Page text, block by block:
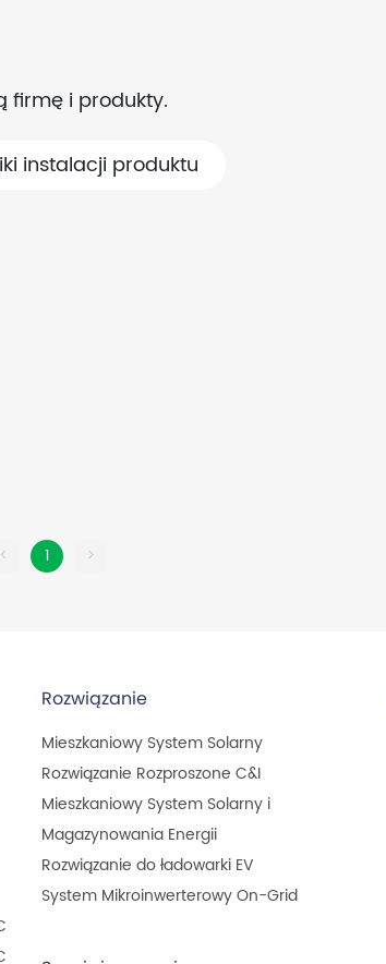
firmę i produkty.
instalacji produktu
< 1 >
Rozwiązanie
Mieszkaniowy System Solarny
Rozwiązanie Rozproszone C&I
Mieszkaniowy System Solarny i
Magazynowania Energii
Rozwiązanie do ładowarki EV
System Mikroinwerterowy On-Grid